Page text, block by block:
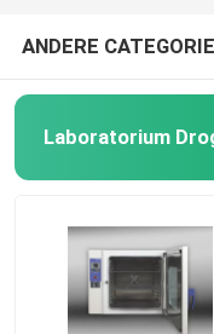
Anaerobe
Milieutestkamers
Demp - oven
ANDERE
Laboratorium